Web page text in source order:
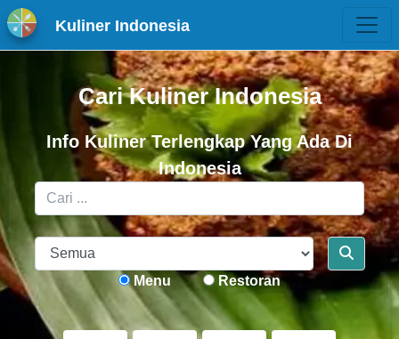
Kuliner Indonesia
Cari Kuliner Indonesia
Info Kuliner Terlengkap Yang Ada Di
Indonesia
Menu Restoran